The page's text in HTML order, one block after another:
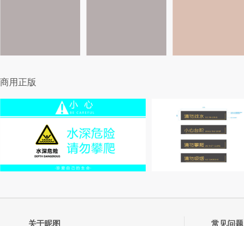
商用正版
关于昵图 常见问题